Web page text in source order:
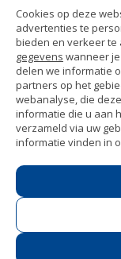
Contact
Prijzen &
(+34) 91 594 37 76
Gustavo Fernández
28002 Madrid, Spain
Sitemap
Algemene
Privacyverklaring
Enforex
(CIF B-79946729) All
Juridische kennisgeving
Cookies op deze
advertenties te
bieden en verkeer te
gegevens wanneer
delen we informatie
partners op het
webanalyse, die
informatie die u aan
verzameld via uw
informatie vinden in